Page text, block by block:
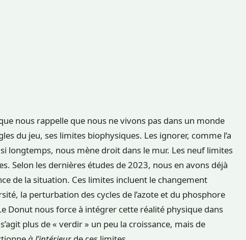
nous rappelle que nous ne vivons pas dans un monde
du jeu, ses limites biophysiques. Les ignorer, comme l’a
longtemps, nous mène droit dans le mur. Les neuf limites
Selon les dernières études de 2023, nous en avons déjà
de la situation. Ces limites incluent le changement
la perturbation des cycles de l’azote et du phosphore
Donut nous force à intégrer cette réalité physique dans
plus de « verdir » un peu la croissance, mais de